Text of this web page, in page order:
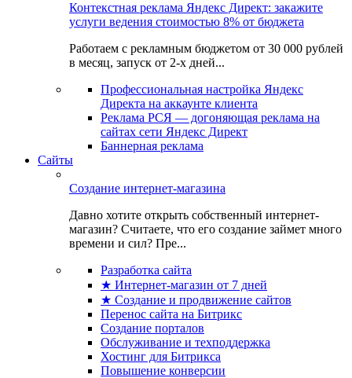
Контекстная реклама Яндекс Директ: закажите
услуги ведения стоимостью 8% от бюджета
Работаем с рекламным бюджетом от 30 000 рублей
в месяц, запуск от 2-х дней...
Профессиональная настройка Яндекс
Директа на аккаунте клиента
Реклама РСЯ — догоняющая реклама на
сайтах сети Яндекс Директ
Баннерная реклама
Сайты
Создание интернет-магазина
Давно хотите открыть собственный интернет-
магазин? Считаете, что его создание займет много
времени и сил? Пре...
Разработка сайта
★ Интернет-магазин от 7 дней
★ Создание и продвижение сайтов
Перенос сайта на Битрикс
Создание порталов
Обслуживание и техподдержка
Хостинг для Битрикса
Повышение конверсии